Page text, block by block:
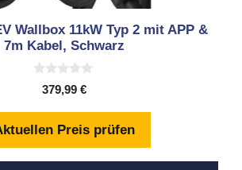
Wallbox 11kW Typ 2 mit APP &
7m Kabel, Schwarz
5
379,99 €
Preis prüfen